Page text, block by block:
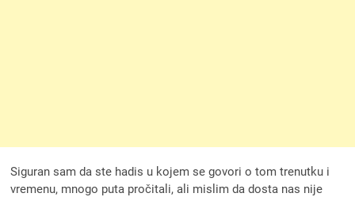
Siguran sam da ste hadis u kojem se govori o tom trenutku i
vremenu, mnogo puta pročitali, ali mislim da dosta nas nije